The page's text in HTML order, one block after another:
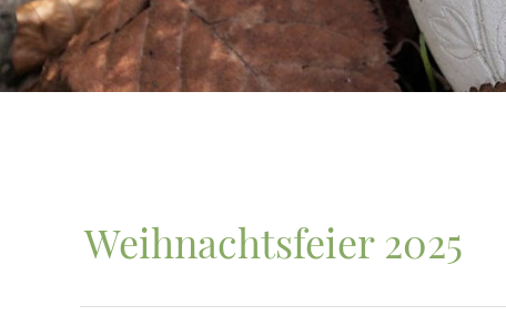
Weihnachtsfeier 2025